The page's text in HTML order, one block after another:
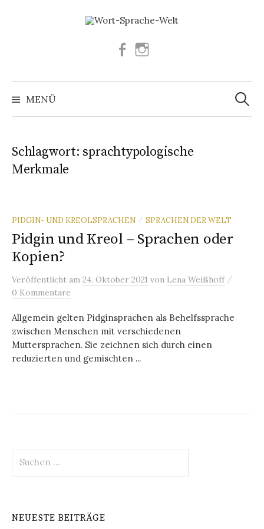
Facebook
MENÜ
Suchen
nach:
Schlagwort: sprachtypologische
Merkmale
PIDGIN- UND KREOLSPRACHEN / SPRACHEN DER WELT
Pidgin und Kreol – Sprachen oder
Kopien?
Veröffentlicht am 24. Oktober 2021 von Lena Weißhoff /
0 Kommentare
Allgemein gelten Pidginsprachen als Behelfssprache
zwischen Menschen mit verschiedenen
Muttersprachen. Sie zeichnen sich durch einen
reduzierten und gemischten ...
nach:
NEUESTE BEITRÄGE